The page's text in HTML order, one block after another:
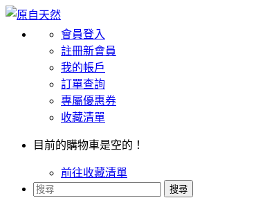
會員登入
註冊新會員
我的帳戶
訂單查詢
專屬優惠券
收藏清單
目前的購物車是空的！
前往收藏清單
搜尋